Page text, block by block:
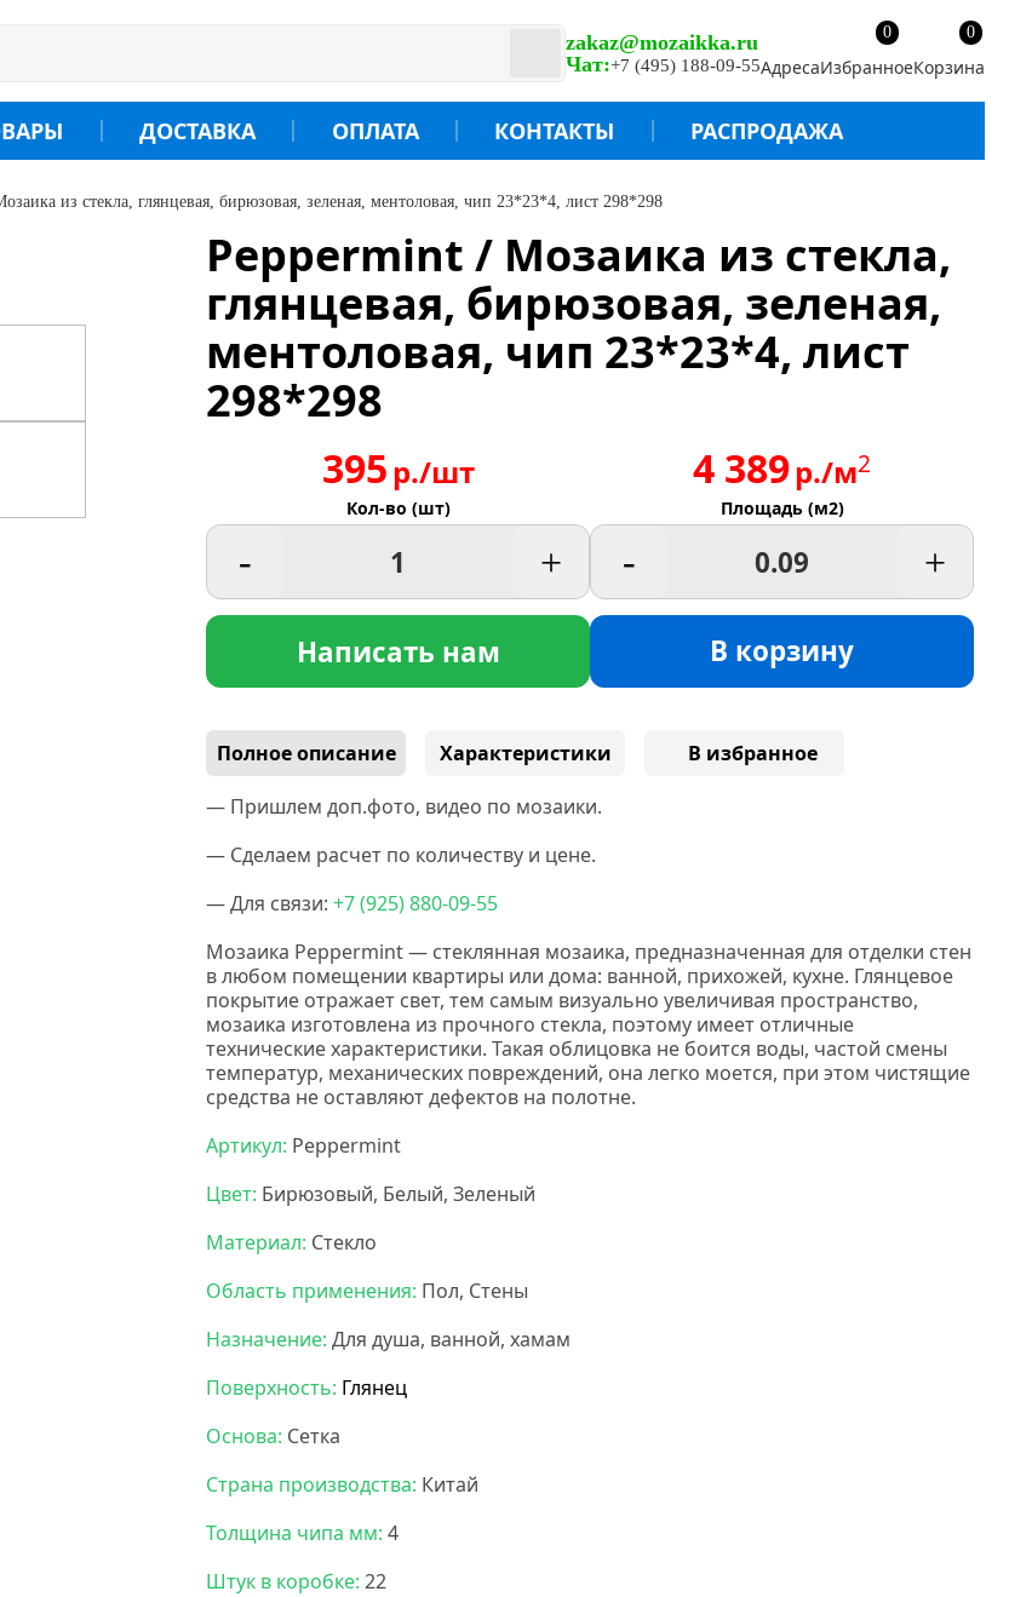
zakaz@mozaikka.ru
Чат:+7 (495) 188-09-55Адреса
0
ИзбранноеКорзина
0
ДОСТАВКА ОПЛАТА КОНТАКТЫ РАСПРОДАЖА
из стекла, глянцевая, бирюзовая, зеленая, ментоловая, чип 23*23*4, лист 298*298
Peppermint / Мозаика из стекла,
глянцевая, бирюзовая, зеленая,
ментоловая, чип 23*23*4, лист
298*298
395р./шт
Кол-во (шт)
- +
Написать нам
4 389р./м2
Площадь (м2)
- +
В корзину
Полное описание Характеристики
В избранное
— Пришлем доп.фото, видео по мозаики.
— Сделаем расчет по количеству и цене.
— Для связи: +7(925) 880-09-55
Мозаика Peppermint — стеклянная мозаика, предназначенная для отделки стен
в любом помещении квартиры или дома: ванной, прихожей, кухне. Глянцевое
покрытие отражает свет, тем самым визуально увеличивая пространство,
мозаика изготовлена из прочного стекла, поэтому имеет отличные
технические характеристики. Такая облицовка не боится воды, частой смены
температур, механических повреждений, она легко моется, при этом чистящие
средства не оставляют дефектов на полотне.
Артикул: Peppermint
Цвет: Бирюзовый, Белый, Зеленый
Материал: Стекло
Область применения: Пол, Стены
Назначение: Для душа, ванной, хамам
Поверхность: Глянец
Основа: Сетка
Страна производства: Китай
Толщина чипа мм: 4
Штук в коробке: 22